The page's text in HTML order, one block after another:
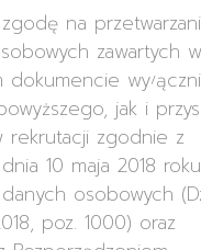
na
zawartych w
dokumencie
jak i
rekrutacji zgodnie z
10 maja 2018
osobowych
poz. 1000) oraz